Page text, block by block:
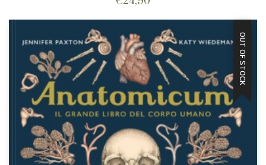
OUT OF STOCK